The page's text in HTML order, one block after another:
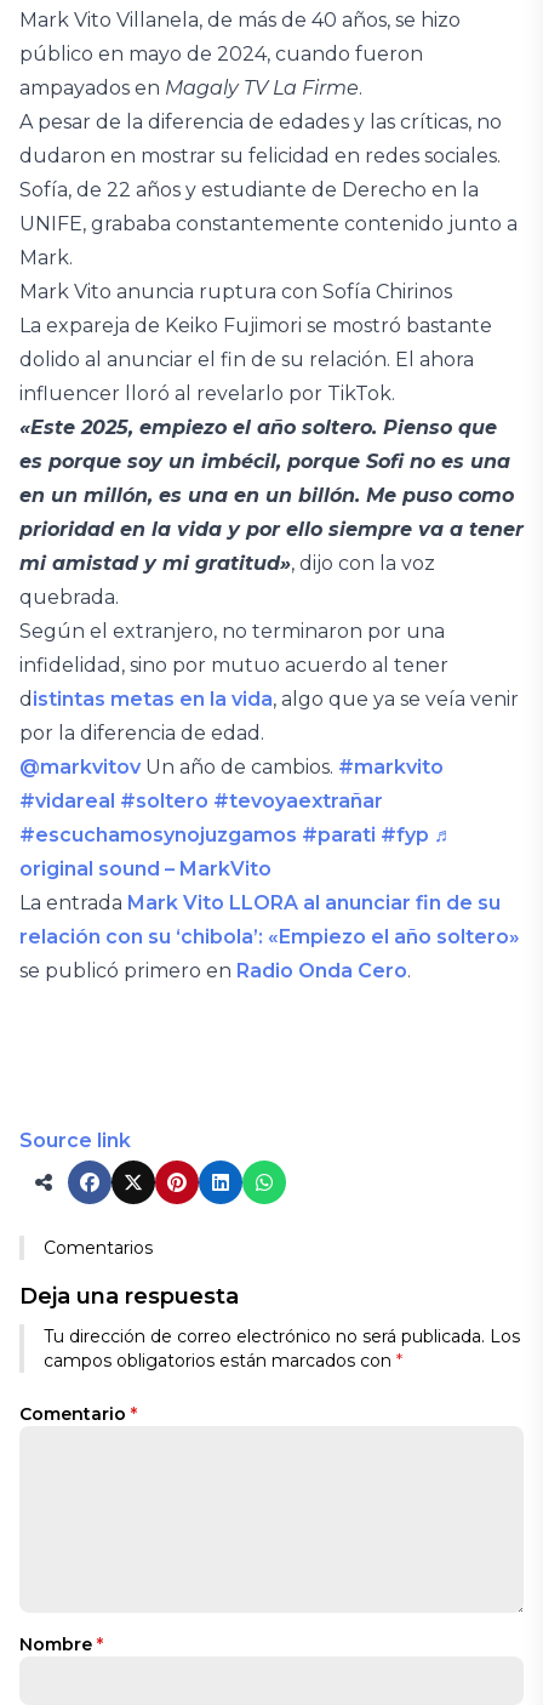
Mark Vito Villanela, de más de 40 años, se hizo
público en mayo de 2024, cuando fueron
ampayados en Magaly TV La Firme.
A pesar de la diferencia de edades y las críticas, no
dudaron en mostrar su felicidad en redes sociales.
Sofía, de 22 años y estudiante de Derecho en la
UNIFE, grababa constantemente contenido junto a
Mark.
Mark Vito anuncia ruptura con Sofía Chirinos
La expareja de Keiko Fujimori se mostró bastante
dolido al anunciar el fin de su relación. El ahora
influencer lloró al revelarlo por TikTok.
«Este 2025, empiezo el año soltero. Pienso que
es porque soy un imbécil, porque Sofi no es una
en un millón, es una en un billón. Me puso como
prioridad en la vida y por ello siempre va a tener
mi amistad y mi gratitud», dijo con la voz
quebrada.
Según el extranjero, no terminaron por una
infidelidad, sino por mutuo acuerdo al tener
d istintas metas en la vida, algo que ya se veía venir
por la diferencia de edad.
@markvitov Un año de cambios. #markvito
#vidareal #soltero #tevoyaextrañar
#escuchamosynojuzgamos #parati #fyp ♬
original sound – MarkVito
La entrada Mark Vito LLORA al anunciar fin de su
relación con su ‘chibola’: «Empiezo el año soltero»
se publicó primero en Radio Onda Cero.
Source link
Comentarios
Deja una respuesta
Tu dirección de correo electrónico no será publicada. Los
campos obligatorios están marcados con *
Comentario *
Nombre *